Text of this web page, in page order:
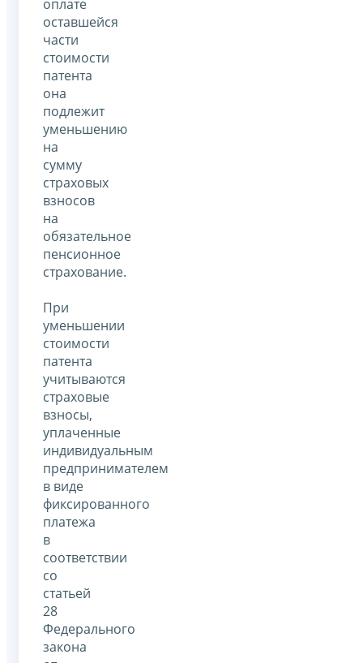
оплате
оставшейся
части
стоимости
патента
она
подлежит
уменьшению
на
сумму
страховых
взносов
на
обязательное
пенсионное
страхование.
При
уменьшении
стоимости
патента
учитываются
страховые
взносы,
уплаченные
индивидуальным
предпринимателем
в виде
фиксированного
платежа
в
соответствии
со
статьей
28
Федерального
закона